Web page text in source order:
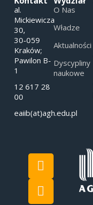
al.
Mickiewicza
30,
30-059
Kraków;
Pawilon B-
1
12 617 28
00
eaiib(at)agh.edu.pl
O Nas
Władze
Aktualności
Dyscypliny
naukowe